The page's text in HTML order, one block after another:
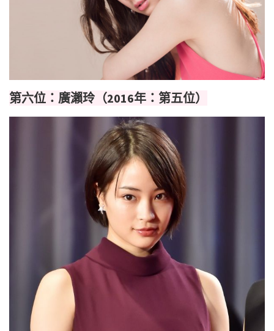
第六位：廣瀨玲（2016年：第五位）